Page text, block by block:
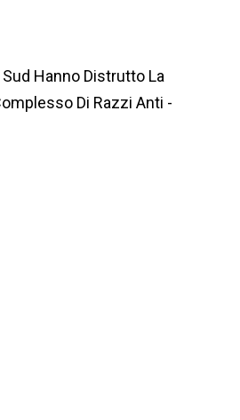
Hanno Distrutto La
Di Razzi Anti -